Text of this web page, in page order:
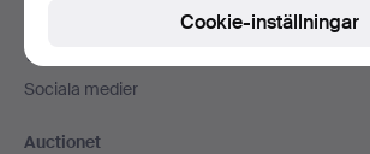
Vi skickar med
Sociala medier
Auctionet
Cookie-inställningar